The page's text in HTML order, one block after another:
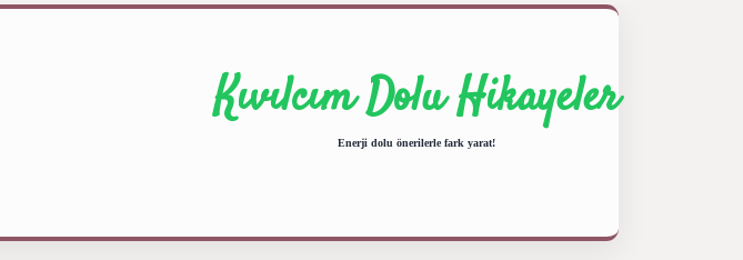
Kıvılcım Dolu Hikayeler
Enerji dolu önerilerle fark yarat!